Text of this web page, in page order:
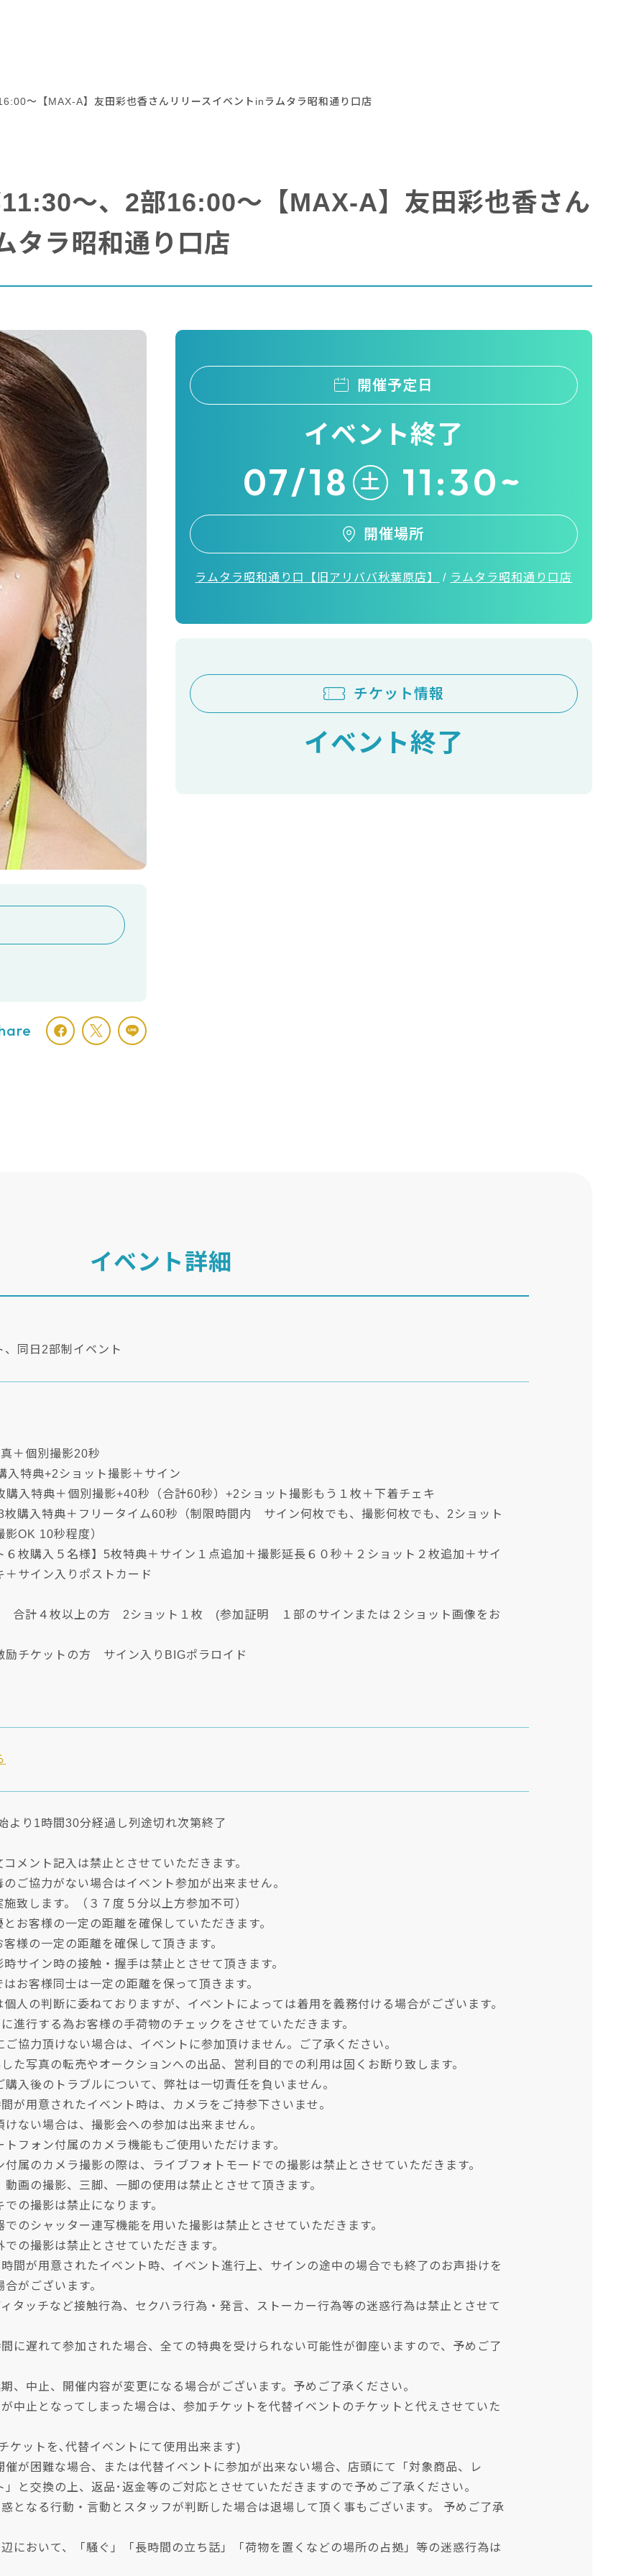
～【MAX-A】友田彩也香さんリリースイベントinラムタラ昭和通り口店
～、2部16:00～【MAX-A】友田彩也香さん
タラ昭和通り口店
開催予定日
イベント終了
07/18 土 11:30~
開催場所
ラムタラ昭和通り口【旧アリババ秋葉原店】 / ラムタラ昭和通り口店
チケット情報
イベント終了
イベント詳細
、同日2部制イベント
＋個別撮影20秒
入特典+2ショット撮影＋サイン
購入特典＋個別撮影+40秒（合計60秒）+2ショット撮影もう１枚＋下着チェキ
枚購入特典＋フリータイム60秒（制限時間内 サイン何枚でも、撮影何枚でも、2ショット
OK 10秒程度）
６枚購入５名様】5枚特典＋サイン１点追加＋撮影延長６０秒＋２ショット２枚追加＋サイ
＋サイン入りポストカード
合計４枚以上の方 2ショット１枚 (参加証明 １部のサインまたは２ショット画像をお
チケットの方 サイン入りBIGポラロイド
より1時間30分経過し列途切れ次第終了
メント記入は禁止とさせていただきます。
ご協力がない場合はイベント参加が出来ません。
致します。（３７度５分以上方参加不可）
お客様の一定の距離を確保していただきます。
様の一定の距離を確保して頂きます。
サイン時の接触・握手は禁止とさせて頂きます。
お客様同士は一定の距離を保って頂きます。
人の判断に委ねておりますが、イベントによっては着用を義務付ける場合がございます。
進行する為お客様の手荷物のチェックをさせていただきます。
ご協力頂けない場合は、イベントに参加頂けません。ご了承ください。
た写真の転売やオークションへの出品、営利目的での利用は固くお断り致します。
購入後のトラブルについて、弊社は一切責任を負いません。
が用意されたイベント時は、カメラをご持参下さいませ。
ない場合は、撮影会への参加は出来ません。
フォン付属のカメラ機能もご使用いただけます。
付属のカメラ撮影の際は、ライブフォトモードでの撮影は禁止とさせていただきます。
画の撮影、三脚、一脚の使用は禁止とさせて頂きます。
の撮影は禁止になります。
でのシャッター連写機能を用いた撮影は禁止とさせていただきます。
の撮影は禁止とさせていただきます。
間が用意されたイベント時、イベント進行上、サインの途中の場合でも終了のお声掛けを
がございます。
タッチなど接触行為、セクハラ行為・発言、ストーカー行為等の迷惑行為は禁止とさせて
に遅れて参加された場合、全ての特典を受けられない可能性が御座いますので、予めご了
、中止、開催内容が変更になる場合がございます。予めご了承ください。
中止となってしまった場合は、参加チケットを代替イベントのチケットと代えさせていた
ケットを､代替イベントにて使用出来ます)
催が困難な場合、または代替イベントに参加が出来ない場合、店頭にて「対象商品、レ
」と交換の上、返品･返金等のご対応とさせていただきますので予めご了承ください。
となる行動・言動とスタッフが判断した場合は退場して頂く事もございます。 予めご了承
において、「騒ぐ」「長時間の立ち話」「荷物を置くなどの場所の占拠」等の迷惑行為は